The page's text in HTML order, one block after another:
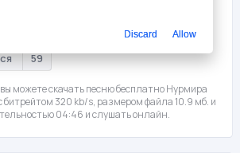
59
можете скачать песню бесплатно Нурмира
320 kb/s, размером файла 10.9 мб. и
04:46 и слушать онлайн.
Discard Allow